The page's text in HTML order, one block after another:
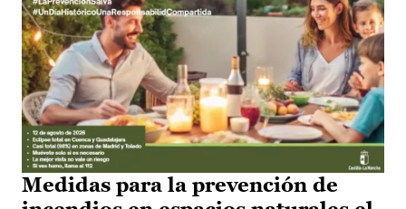
Medidas para la prevención de